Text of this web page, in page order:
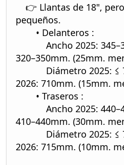
👉 Llantas de 18",
pequeños.
• Delanteros :
Ancho 2025:
320–350mm. (25mm.
Diámetro 2025: ≤
2026: 710mm. (15mm.
• Traseros :
Ancho 2025:
410–440mm. (30mm.
Diámetro 2025: ≤
2026: 715mm. (10mm.